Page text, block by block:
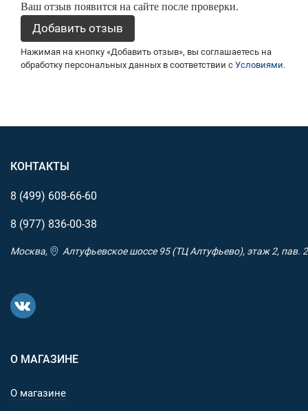
Ваш отзыв появится на сайте после проверки.
Нажимая на кнопку «Добавить отзыв», вы соглашаетесь на
обработку персональных данных в соответствии с Условиями.
КОНТАКТЫ
8 (499) 608-66-60
8 (977) 836-00-38
Москва, Алтуфьевское шоссе 95 (ТЦ Алтуфьево), этаж 2, пав. 2
О МАГАЗИНЕ
О магазине